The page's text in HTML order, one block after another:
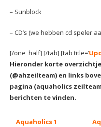
– Sunblock
– CD’s (we hebben cd speler
[/one_half] [/tab] [tab title=’
Hieronder korte
(@ahzeilteam) en links
pagina (aquaholics
berichten te vinden.
Aquaholics 1